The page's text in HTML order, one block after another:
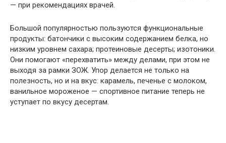
— при рекомендациях врачей.
Большой популярностью пользуются функциональные
продукты: батончики с высоким содержанием белка, но
низким уровнем сахара; протеиновые десерты; изотоники.
Они помогают «перехватить» между делами, при этом не
выходя за рамки ЗОЖ. Упор делается не только на
полезность, но и на вкус: карамель, печенье с молоком,
ванильное мороженое — спортивное питание теперь не
уступает по вкусу десертам.